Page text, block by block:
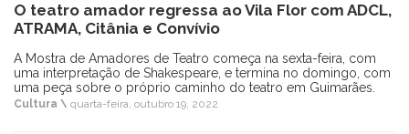
O teatro amador regressa ao Vila Flor com ADCL,
ATRAMA, Citânia e Convívio
A Mostra de Amadores de Teatro começa na sexta-feira, com
uma interpretação de Shakespeare, e termina no domingo, com
uma peça sobre o próprio caminho do teatro em Guimarães.
Cultura \ quarta-feira, outubro 19, 2022